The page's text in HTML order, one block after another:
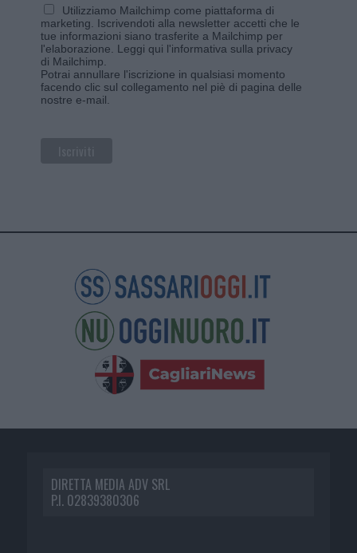
Utilizziamo Mailchimp come piattaforma di
marketing. Iscrivendoti alla newsletter accetti che le
tue informazioni siano trasferite a Mailchimp per
l'elaborazione. Leggi qui l'informativa sulla privacy
di Mailchimp
Potrai annullare l'iscrizione in qualsiasi momento
facendo clic sul collegamento nel piè di pagina delle
nostre e-mail.
DIRETTA MEDIA ADV SRL
P.I. 02839380306